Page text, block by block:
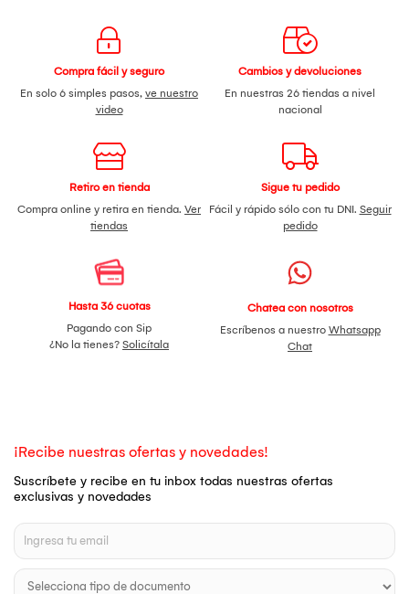
Compra fácil y seguro
En solo 6 simples pasos, ve nuestro
video
Cambios y devoluciones
En nuestras 26 tiendas a nivel
nacional
Retiro en tienda
Compra online y retira en tienda. Ver
tiendas
Sigue tu pedido
Fácil y rápido sólo con tu DNI. Seguir
pedido
Hasta 36 cuotas
Pagando con Sip
¿No la tienes? Solicítala
Chatea con nosotros
Escríbenos a nuestro Whatsapp
Chat
¡Recibe nuestras ofertas y novedades!
Suscríbete y recibe en tu inbox todas nuestras ofertas
exclusivas y novedades